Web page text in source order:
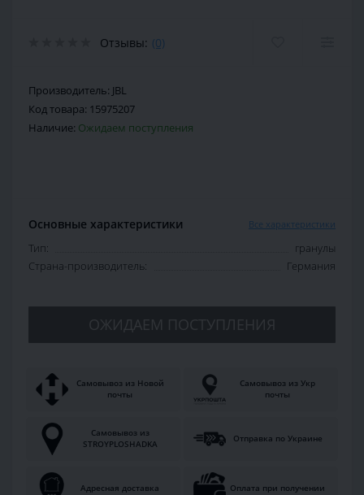
Отзывы: (0)
Производитель: JBL
Код товара: 15975207
Наличие: Ожидаем поступления
Основные характеристики Все характеристики
Тип:
гранулы
Страна-производитель:
Германия
ОЖИДАЕМ ПОСТУПЛЕНИЯ
Самовывоз из Новой
почты
Самовывоз из Укр
почты
Самовывоз из
STROYPLOSHADKA
Отправка по Украине
Адресная доставка Оплата при получении